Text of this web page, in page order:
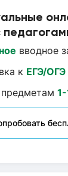
вводное
к ЕГЭ/
1-